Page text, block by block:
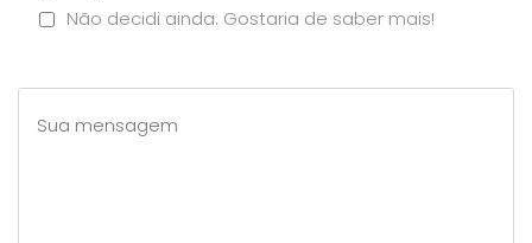
Não decidi ainda. Gostaria de saber mais!